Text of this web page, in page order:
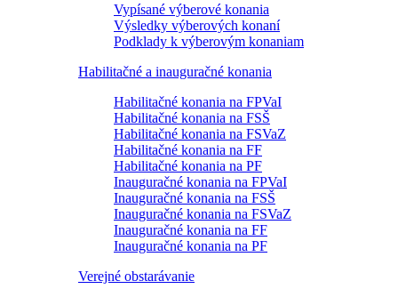
Vypísané výberové konania
Výsledky výberových konaní
Podklady k výberovým konaniam
Habilitačné a inauguračné konania
Habilitačné konania na FPVaI
Habilitačné konania na FSŠ
Habilitačné konania na FSVaZ
Habilitačné konania na FF
Habilitačné konania na PF
Inauguračné konania na FPVaI
Inauguračné konania na FSŠ
Inauguračné konania na FSVaZ
Inauguračné konania na FF
Inauguračné konania na PF
Verejné obstarávanie